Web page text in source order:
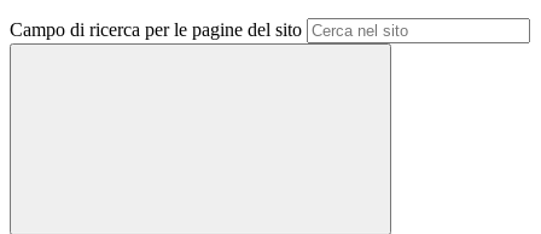
Campo di ricerca per le pagine del sito